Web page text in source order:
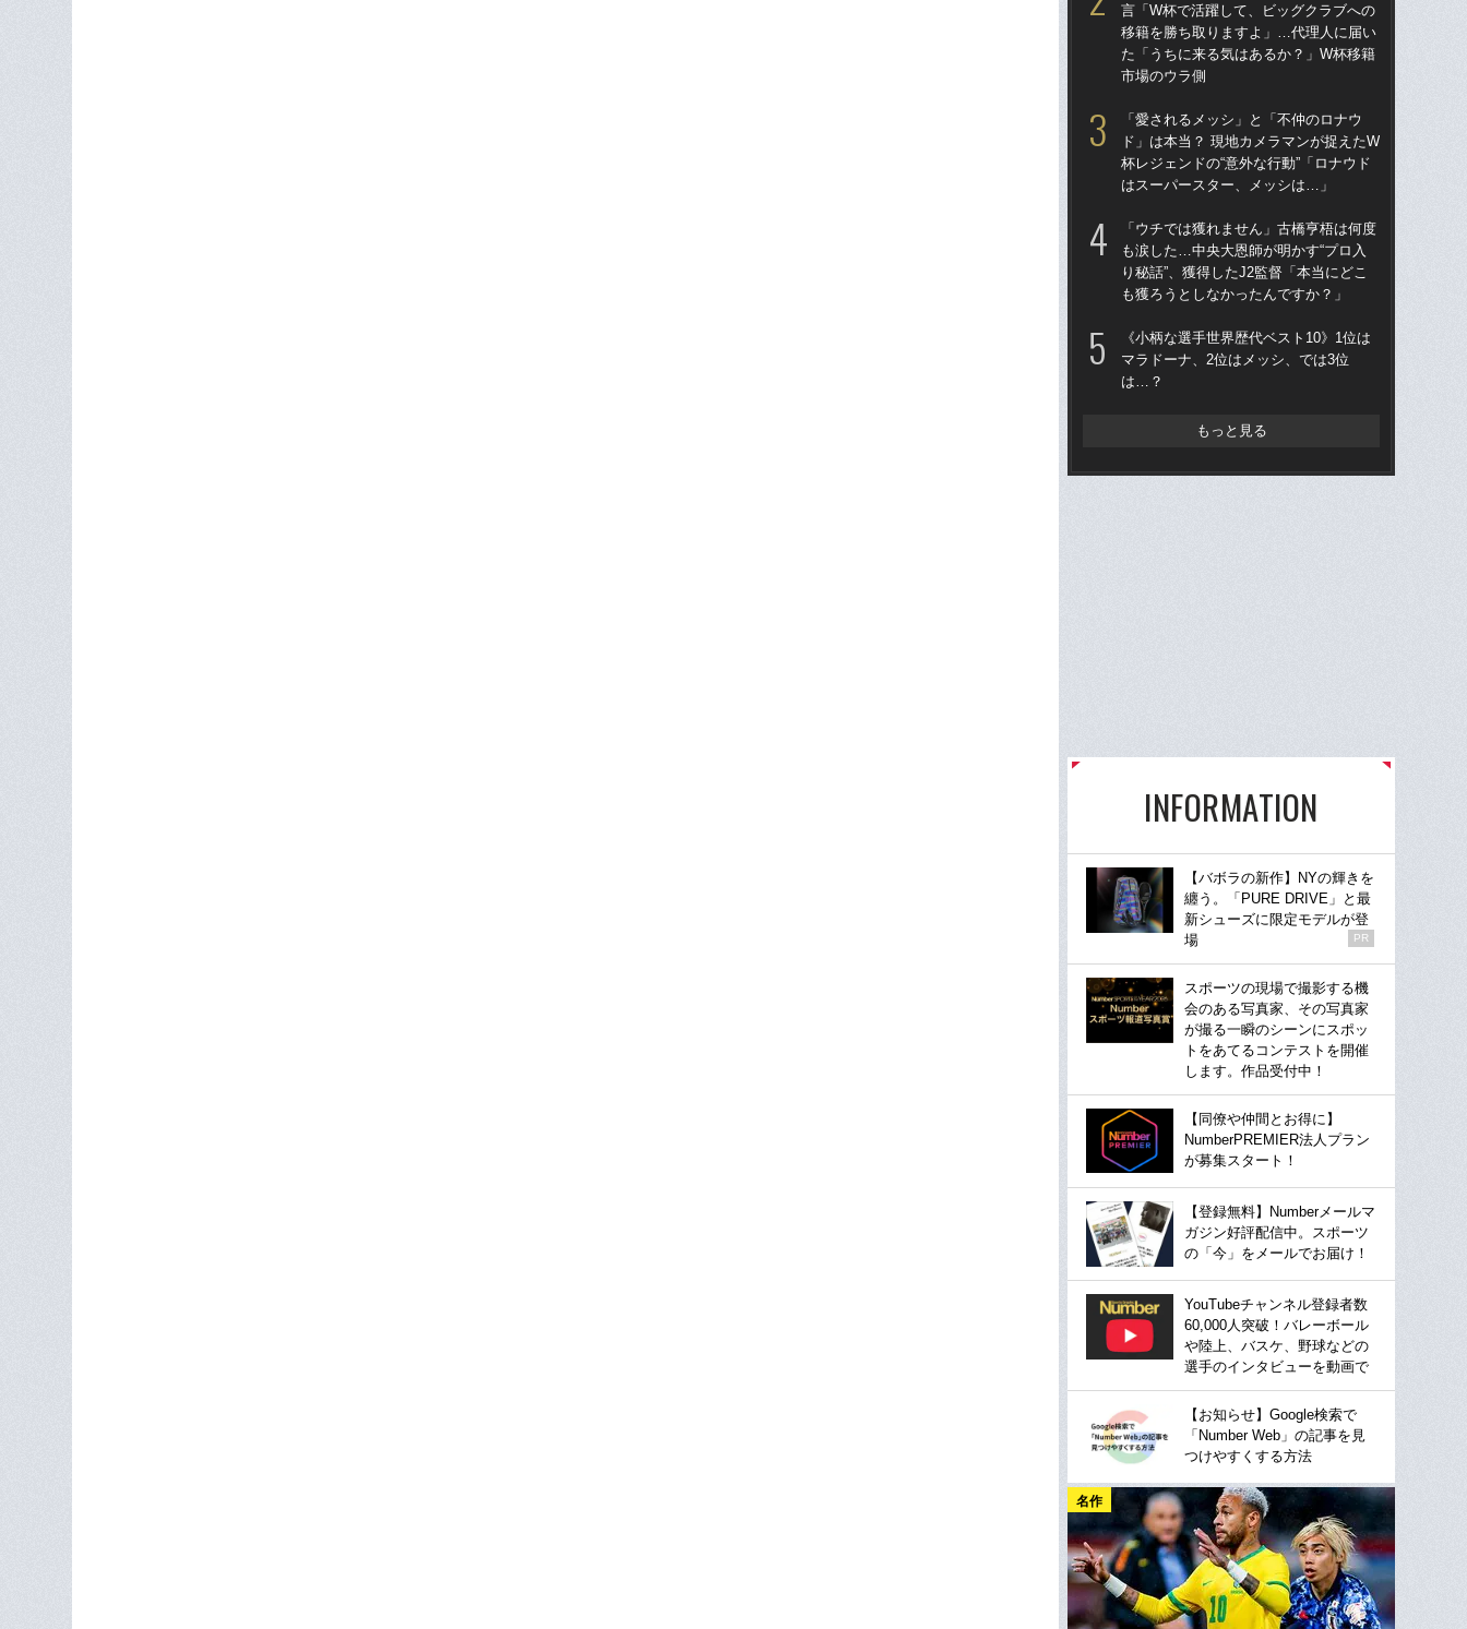
言「W杯で活躍して、ビッグクラブへの
移籍を勝ち取りますよ」…代理人に届い
た「うちに来る気はあるか？」W杯移籍
市場のウラ側
「愛されるメッシ」と「不仲のロナウ
ド」は本当？ 現地カメラマンが捉えたW
杯レジェンドの“意外な行動”「ロナウド
はスーパースター、メッシは…」
「ウチでは獲れません」古橋亨梧は何度
も涙した…中央大恩師が明かす“プロ入
り秘話”、獲得したJ2監督「本当にどこ
も獲ろうとしなかったんですか？」
《小柄な選手世界歴代ベスト10》1位は
マラドーナ、2位はメッシ、では3位
は…？
もっと見る
INFORMATION
【バボラの新作】NYの輝きを
纏う。「PURE DRIVE」と最
新シューズに限定モデルが登
場
PR
スポーツの現場で撮影する機
会のある写真家、その写真家
が撮る一瞬のシーンにスポッ
トをあてるコンテストを開催
します。作品受付中！
【同僚や仲間とお得に】
NumberPREMIER法人プラン
が募集スタート！
【登録無料】Numberメールマ
ガジン好評配信中。スポーツ
の「今」をメールでお届け！
YouTubeチャンネル登録者数
60,000人突破！バレーボール
や陸上、バスケ、野球などの
選手のインタビューを動画で
【お知らせ】Google検索で
「Number Web」の記事を見
つけやすくする方法
名作